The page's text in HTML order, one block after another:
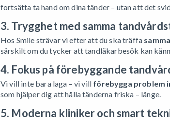
fortsätta ta hand om dina tänder – utan att det
3. Trygghet med samma
Hos Smile strävar vi efter att du ska träffa
särskilt om du tycker att tandläkarbesök kan
4. Fokus på förebyggande
Vi vill inte bara laga – vi vill förebygga problem
som hjälper dig att hålla tänderna friska – länge.
5. Moderna kliniker och smart